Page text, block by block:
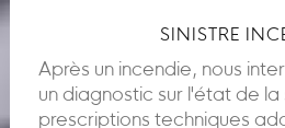
SINISTRE
Après un incendie, nous
un diagnostic sur l'état de
prescriptions techniques